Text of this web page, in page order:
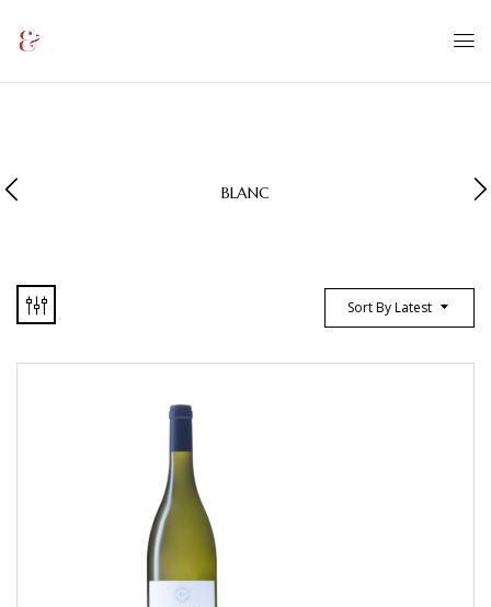
BLANC
Sort By Latest